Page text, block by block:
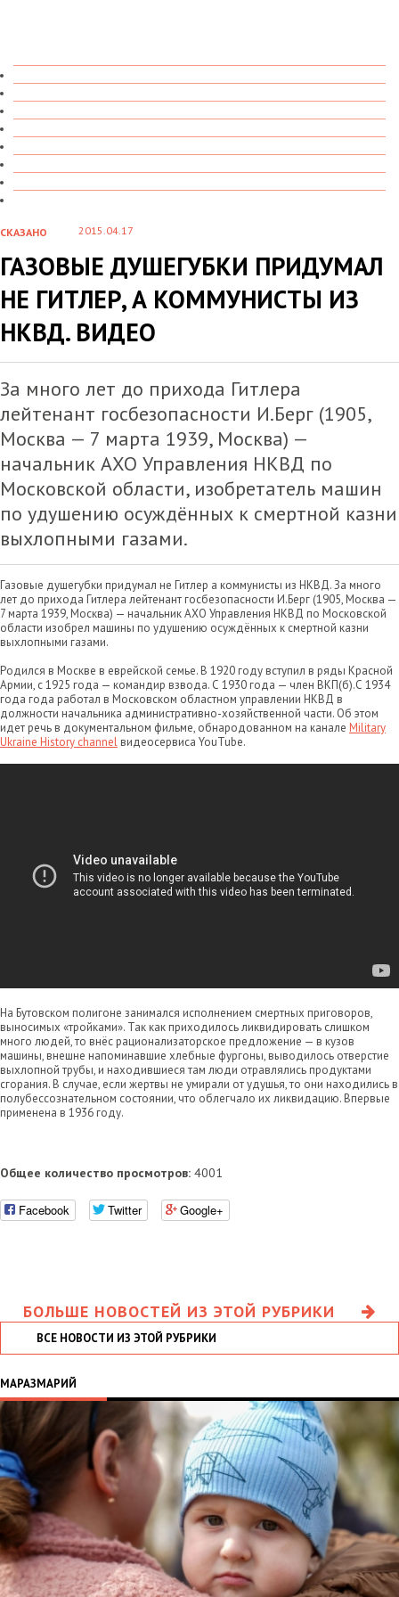
СКАЗАНО 2015.04.17
ГАЗОВЫЕ ДУШЕГУБКИ ПРИДУМАЛ
НЕ ГИТЛЕР, А КОММУНИСТЫ ИЗ
НКВД. ВИДЕО
За много лет до прихода Гитлера
лейтенант госбезопасности И.Берг (1905,
Москва — 7 марта 1939, Москва) —
начальник АХО Управления НКВД по
Московской области, изобретатель машин
по удушению осуждённых к смертной казни
выхлопными газами.
Газовые душегубки придумал не Гитлер а коммунисты из НКВД. За много
лет до прихода Гитлера лейтенант госбезопасности И.Берг (1905, Москва —
7 марта 1939, Москва) — начальник АХО Управления НКВД по Московской
области изобрел машины по удушению осуждённых к смертной казни
выхлопными газами.
Родился в Москве в еврейской семье. В 1920 году вступил в ряды Красной
Армии, с 1925 года — командир взвода. С 1930 года — член ВКП(б).С 1934
года года работал в Московском областном управлении НКВД в
должности начальника административно-хозяйственной части. Об этом
идет речь в документальном фильме, обнародованном на канале Military
Ukraine History channel видеосервиса YouTube.
На Бутовском полигоне занимался исполнением смертных приговоров,
выносимых «тройками». Так как приходилось ликвидировать слишком
много людей, то внёс рационализаторское предложение — в кузов
машины, внешне напоминавшие хлебные фургоны, выводилось отверстие
выхлопной трубы, и находившиеся там люди отравлялись продуктами
сгорания. В случае, если жертвы не умирали от удушья, то они находились в
полубессознательном состоянии, что облегчало их ликвидацию. Впервые
применена в 1936 году.
Общее количество просмотров: 4001
Facebook Twitter Google+
БОЛЬШЕ НОВОСТЕЙ ИЗ ЭТОЙ РУБРИКИ
ВСЕ НОВОСТИ ИЗ ЭТОЙ РУБРИКИ
МАРАЗМАРИЙ